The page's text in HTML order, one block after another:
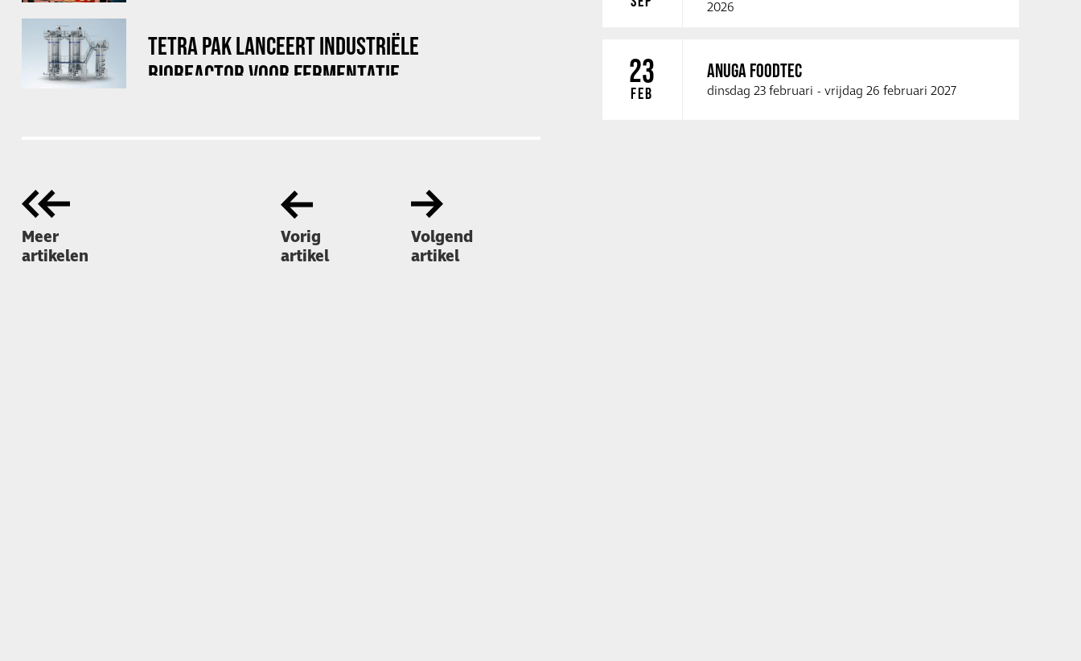
TETRA PAK LANCEERT INDUSTRIËLE
BIOREACTOR VOOR FERMENTATIE
Meer
artikelen
Vorig
artikel
Volgend
artikel
2026
23
FEB
ANUGA FOODTEC
dinsdag 23 februari - vrijdag 26 februari 2027